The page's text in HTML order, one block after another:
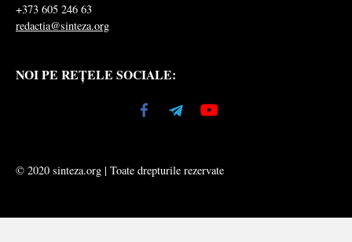
+373 605 246 63
redactia@sinteza.org
NOI PE REȚELE SOCIALE:
© 2020 sinteza.org | Toate drepturile rezervate